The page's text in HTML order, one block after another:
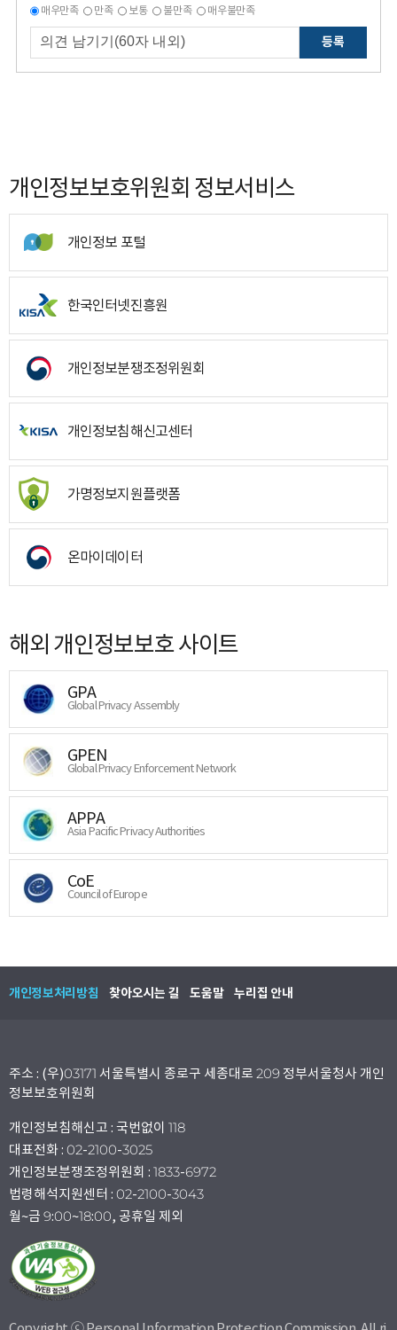
매우만족 만족 보통 불만족 매우불만족
등록
개인정보보호위원회 정보서비스
개인정보 포털
한국인터넷진흥원
개인정보분쟁조정위원회
개인정보침해신고센터
가명정보지원플랫폼
온마이데이터
해외 개인정보보호 사이트
GPA
Global Privacy Assembly
GPEN
Global Privacy Enforcement Network
APPA
Asia Pacific Privacy Authorities
CoE
Council of Europe
개인정보처리방침 찾아오시는 길 도움말 누리집 안내
주소 : (우)03171 서울특별시 종로구 세종대로 209 정부서울청사 개인
정보보호위원회
개인정보침해신고 : 국번없이 118
대표전화 : 02-2100-3025
개인정보분쟁조정위원회 : 1833-6972
법령해석지원센터 : 02-2100-3043
월~금 9:00~18:00, 공휴일 제외